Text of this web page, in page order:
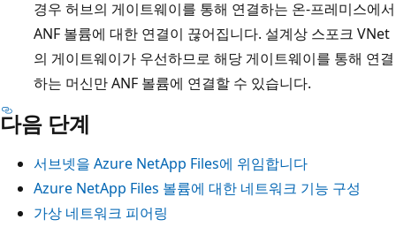
경우 허브의 게이트웨이를 통해 연결하는 온-프레미스에서
ANF 볼륨에 대한 연결이 끊어집니다. 설계상 스포크 VNet
의 게이트웨이가 우선하므로 해당 게이트웨이를 통해 연결
하는 머신만 ANF 볼륨에 연결할 수 있습니다.
다음 단계
서브넷을 Azure NetApp Files에 위임합니다
Azure NetApp Files 볼륨에 대한 네트워크 기능 구성
가상 네트워크 피어링